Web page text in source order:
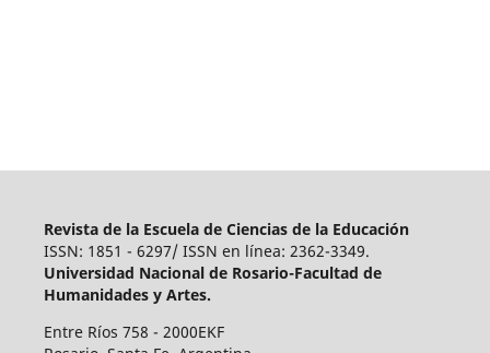
Revista de la Escuela de Ciencias de la Educación
ISSN: 1851 - 6297/ ISSN en línea: 2362-3349.
Universidad Nacional de Rosario-Facultad de
Humanidades y Artes.
Entre Ríos 758 - 2000EKF